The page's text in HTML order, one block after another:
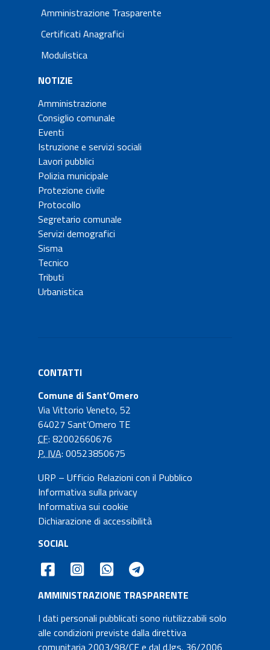
Amministrazione Trasparente
Certificati Anagrafici
Modulistica
NOTIZIE
Amministrazione
Consiglio comunale
Eventi
Istruzione e servizi sociali
Lavori pubblici
Polizia municipale
Protezione civile
Protocollo
Segretario comunale
Servizi demografici
Sisma
Tecnico
Tributi
Urbanistica
CONTATTI
Comune di Sant’Omero
Via Vittorio Veneto, 52
64027 Sant’Omero TE
CF: 82002660676
P. IVA: 00523850675
URP – Ufficio Relazioni con il Pubblico
Informativa sulla privacy
Informativa sui cookie
Dichiarazione di accessibilità
SOCIAL
AMMINISTRAZIONE TRASPARENTE
I dati personali pubblicati sono riutilizzabili solo
alle condizioni previste dalla direttiva